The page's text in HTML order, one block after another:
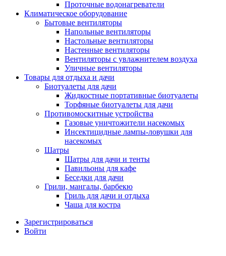
Проточные водонагреватели
Климатическое оборудование
Бытовые вентиляторы
Напольные вентиляторы
Настольные вентиляторы
Настенные вентиляторы
Вентиляторы с увлажнителем воздуха
Уличные вентиляторы
Товары для отдыха и дачи
Биотуалеты для дачи
Жидкостные портативные биотуалеты
Торфяные биотуалеты для дачи
Противомоскитные устройства
Газовые уничтожители насекомых
Инсектицидные лампы-ловушки для
насекомых
Шатры
Шатры для дачи и тенты
Павильоны для кафе
Беседки для дачи
Грили, мангалы, барбекю
Гриль для дачи и отдыха
Чаша для костра
Зарегистрироваться
Войти